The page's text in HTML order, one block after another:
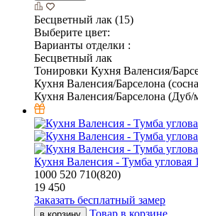
Бесцветный лак (15)
Выберите цвет:
Варианты отделки :
Бесцветный лак
Тонировки Кухня Валенсия/
Кухня Валенсия/Барселона
Кухня Валенсия/Барселона (Дуб/
Кухня Валенсия - Тумба угловая
1000 520 710(820)
19 450
Заказать бесплатный замер